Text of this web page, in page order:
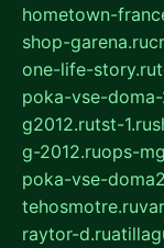
hometown-
shop-garena.ru
one-life-story.ru
poka-vse-
g2012.rutst-1.ru
g-2012.ruops-
poka-vse-
tehosmotre.ru
raytor-d.ru